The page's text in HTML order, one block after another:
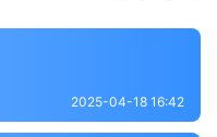
2025-04-18 16:42